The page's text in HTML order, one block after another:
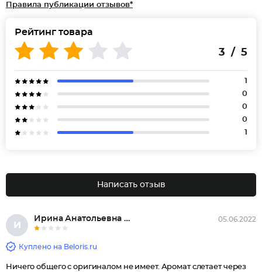
Правила публикации отзывов*
Рейтинг товара
3 / 5
1
0
0
0
1
Написать отзыв
И
Ирина Анатольевна Страхова, Ро... 05.06.2022
Куплено на Beloris.ru
Ничего общего с оригиналом не имеет. Аромат слетает через